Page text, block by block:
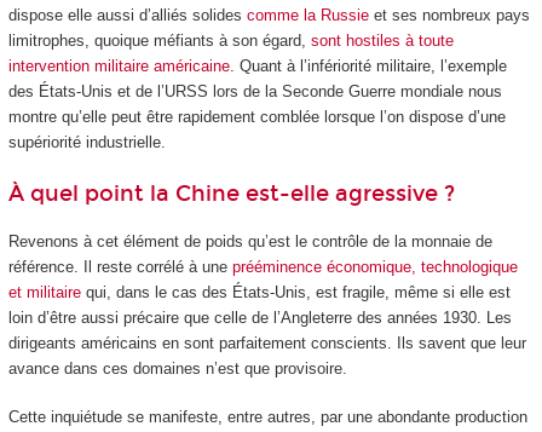
dispose elle aussi d’alliés solides comme la Russieet ses nombreux pays
limitrophes, quoique méfiants à son égard, sont hostiles à toute
intervention militaire américaine. Quant à l’infériorité militaire, l’exemple
des États-Unis et de l’URSS lors de la Seconde Guerre mondiale nous
montre qu’elle peut être rapidement comblée lorsque l’on dispose d’une
supériorité industrielle.
À quel point la Chine est-elle agressive ?
Revenons à cet élément de poids qu’est le contrôle de la monnaie de
référence. Il reste corrélé à une prééminence économique, technologique
et militairequi, dans le cas des États-Unis, est fragile, même si elle est
loin d’être aussi précaire que celle de l’Angleterre des années 1930. Les
dirigeants américains en sont parfaitement conscients. Ils savent que leur
avance dans ces domaines n’est que provisoire.
Cette inquiétude se manifeste, entre autres, par une abondante production